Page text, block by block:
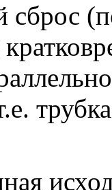
сброс